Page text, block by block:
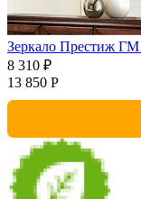
Зеркало Престиж ГМ
8 310 ₽
13 850 Р